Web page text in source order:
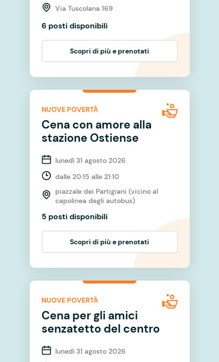
Via Tuscolana 169
6 posti disponibili
Scopri di più e prenotati
NUOVE POVERTÀ
Cena con amore alla
stazione Ostiense
lunedì 31 agosto 2026
dalle 20:15 alle 21:10
piazzale dei Partigiani (vicino al
capolinea degli autobus)
5 posti disponibili
Scopri di più e prenotati
NUOVE POVERTÀ
Cena per gli amici
senzatetto del centro
lunedì 31 agosto 2026